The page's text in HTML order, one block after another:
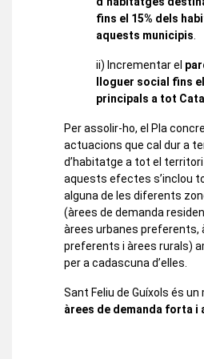
fins el 15% dels
aquests municipis
ii) Incrementar el
lloguer social fins
principals a tot
Per assolir-ho, el Pla
actuacions que cal dur a
d’habitatge a tot el
aquests efectes s’inclou
alguna de les diferents
(àrees de demanda
àrees urbanes preferents,
preferents i àrees rurals)
per a cadascuna d’elles.
Sant Feliu de Guíxols és
àrees de demanda forta i